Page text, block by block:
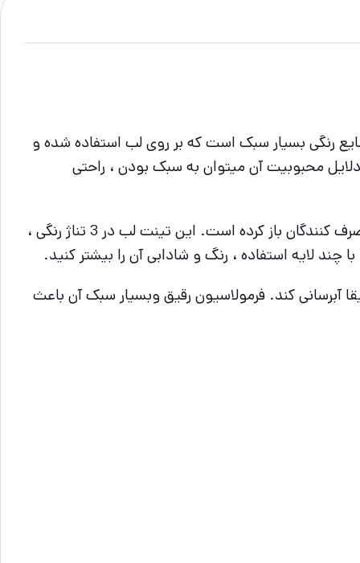
رنگی بسیار سبک است که بر روی لب استفاده شده و
محبوبیت آن میتوان به سبک بودن ، راحتی
تینت لب مایع اتود هاوس نیز با توجه به قیمت بسیارمناسب و کیفیت بالایی که دارد بسیار سریع جای خود را در دل مصرف کنندگان باز کرده است. این تینت لب در 3 تناژ رنگی ،
لایه استفاده ، رنگ و شادابی آن را بیشتر کنید.
آبرسانی کند. فرمولاسیون رقیق وبسیار سبک آن باعث